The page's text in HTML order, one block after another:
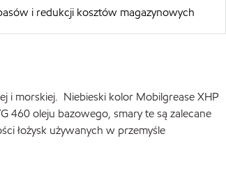
i redukcji kosztów magazynowych
i morskiej. Niebieski kolor Mobilgrease XHP
460 oleju bazowego, smary te są zalecane
łożysk używanych w przemyśle